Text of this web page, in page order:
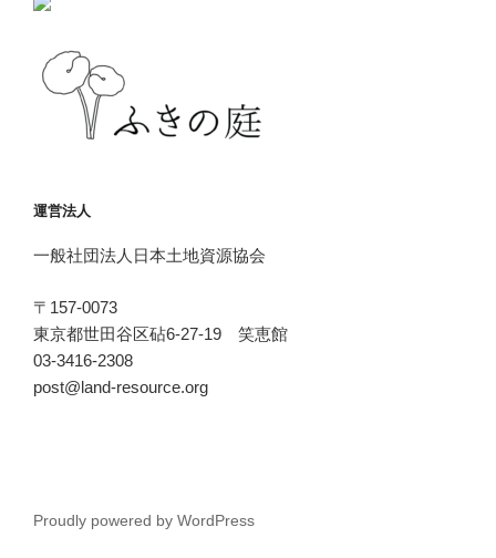
運営法人
一般社団法人日本土地資源協会
〒157-0073
東京都世田谷区砧6-27-19 笑恵館
03-3416-2308
post@land-resource.org
Proudly powered by WordPress